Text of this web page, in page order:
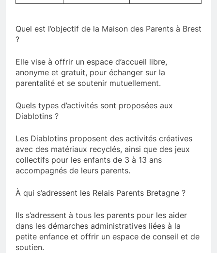
Quel est l’objectif de la Maison des Parents à Brest
?
Elle vise à offrir un espace d’accueil libre,
anonyme et gratuit, pour échanger sur la
parentalité et se soutenir mutuellement.
Quels types d’activités sont proposées aux
Diablotins ?
Les Diablotins proposent des activités créatives
avec des matériaux recyclés, ainsi que des jeux
collectifs pour les enfants de 3 à 13 ans
accompagnés de leurs parents.
À qui s’adressent les Relais Parents Bretagne ?
Ils s’adressent à tous les parents pour les aider
dans les démarches administratives liées à la
petite enfance et offrir un espace de conseil et de
soutien.